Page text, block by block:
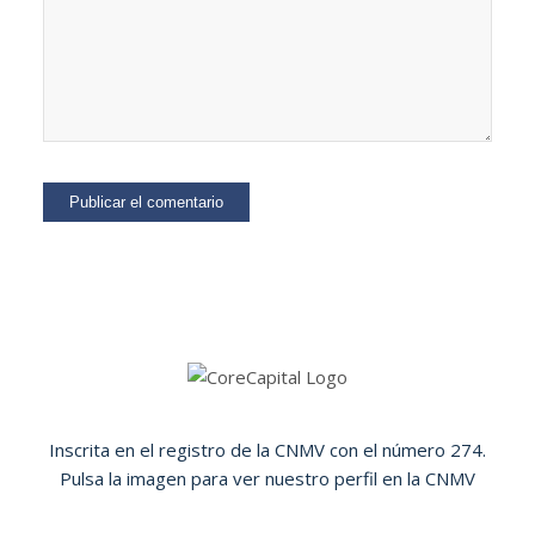
Inscrita en el registro de la CNMV con el número 274.
Pulsa la imagen para ver nuestro perfil en la CNMV